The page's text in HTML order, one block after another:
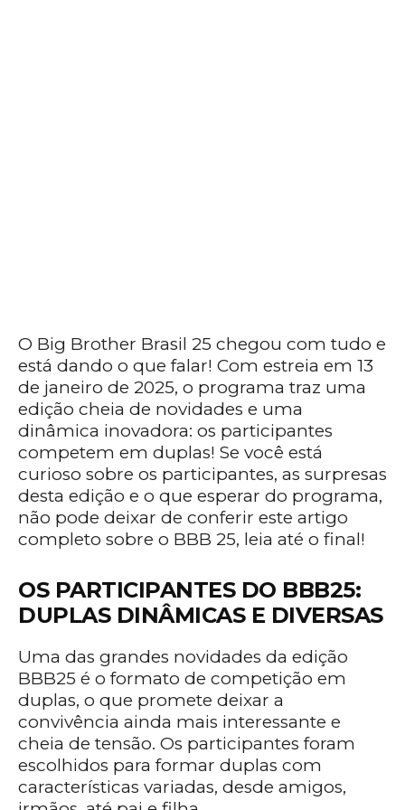
O Big Brother Brasil 25 chegou com tudo e
está dando o que falar! Com estreia em 13
de janeiro de 2025, o programa traz uma
edição cheia de novidades e uma
dinâmica inovadora: os participantes
competem em duplas! Se você está
curioso sobre os participantes, as surpresas
desta edição e o que esperar do programa,
não pode deixar de conferir este artigo
completo sobre o BBB 25, leia até o final!
OS PARTICIPANTES DO BBB25:
DUPLAS DINÂMICAS E DIVERSAS
Uma das grandes novidades da edição
BBB25 é o formato de competição em
duplas, o que promete deixar a
convivência ainda mais interessante e
cheia de tensão. Os participantes foram
escolhidos para formar duplas com
características variadas, desde amigos,